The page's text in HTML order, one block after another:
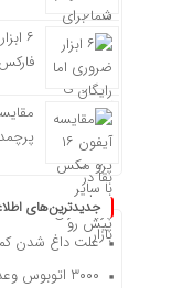
۶
فارکس
جدیدترین‌های
علت داغ شدن
۳۰۰۰